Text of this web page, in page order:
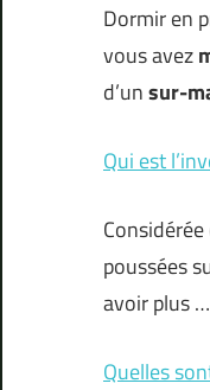
Dormir en
vous avez
d’unsur-
Qui est
poussées
avoir plus …
Quelles